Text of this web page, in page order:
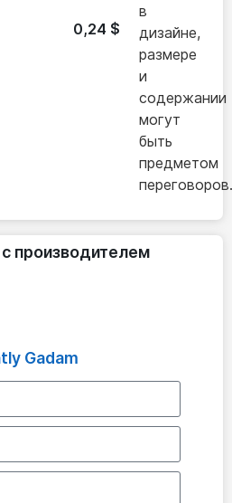
0,24 $
в
дизайне,
размере
и
содержании
могут
быть
предметом
производителем
Gadam